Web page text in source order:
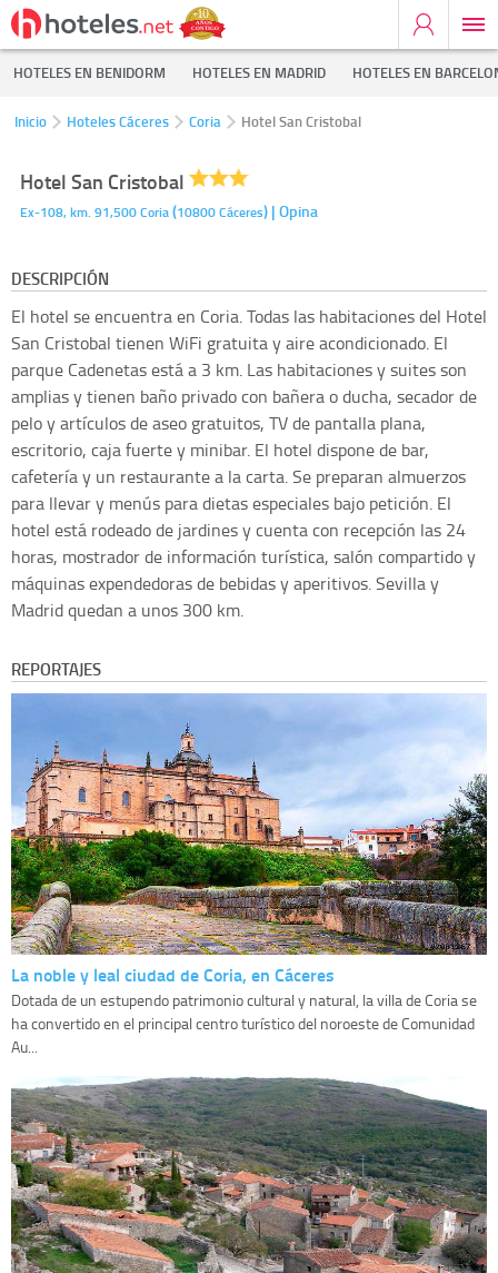
HOTELES EN BENIDORM HOTELES EN MADRID HOTELES EN
Inicio Hoteles Cáceres Coria Hotel San Cristobal
Hotel San Cristobal
Ex-108, km. 91,500Coria(10800Cáceres) | Opina
DESCRIPCIÓN
El hotel se encuentra en Coria. Todas las habitaciones del Hotel
San Cristobal tienen WiFi gratuita y aire acondicionado. El
parque Cadenetas está a 3 km. Las habitaciones y suites son
amplias y tienen baño privado con bañera o ducha, secador de
pelo y artículos de aseo gratuitos, TV de pantalla plana,
escritorio, caja fuerte y minibar. El hotel dispone de bar,
cafetería y un restaurante a la carta. Se preparan almuerzos
para llevar y menús para dietas especiales bajo petición. El
hotel está rodeado de jardines y cuenta con recepción las 24
horas, mostrador de información turística, salón compartido y
máquinas expendedoras de bebidas y aperitivos. Sevilla y
Madrid quedan a unos 300 km.
REPORTAJES
La noble y leal ciudad de Coria, en Cáceres
Dotada de un estupendo patrimonio cultural y natural, la villa de Coria se
ha convertido en el principal centro turístico del noroeste de Comunidad
Au...